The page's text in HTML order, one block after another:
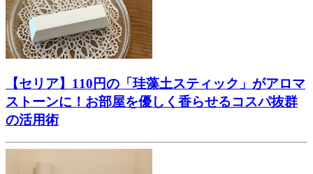
【セリア】110円の「珪藻土スティック」がアロマ
ストーンに！お部屋を優しく香らせるコスパ抜群
の活用術